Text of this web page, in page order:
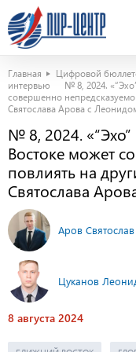
Главная Цифровой
интервью
№ 8, 2024.
совершенно
Святослава Арова с
№ 8, 2024.
Востоке может
повлиять на
Святослава
Аров
Цуканов
8 августа 2024